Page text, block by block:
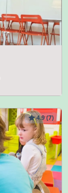
4.9 (7)